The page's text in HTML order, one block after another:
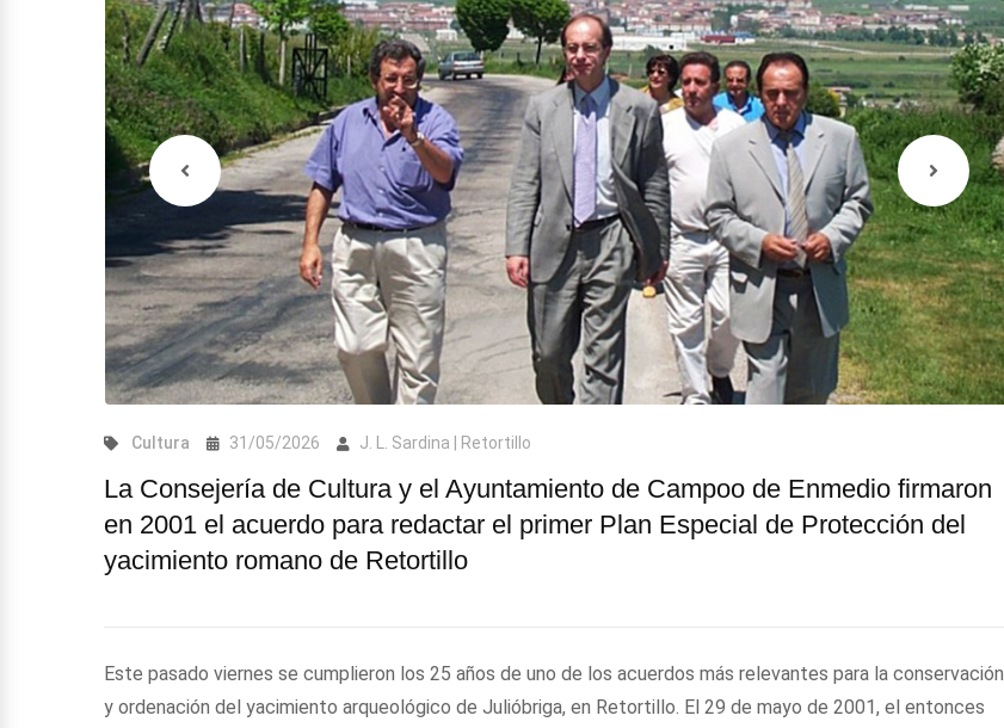
Cultura 31/05/2026 J. L. Sardina | Retortillo
La Consejería de Cultura y el Ayuntamiento de Campoo de Enmedio firmaron
en 2001 el acuerdo para redactar el primer Plan Especial de Protección del
yacimiento romano de Retortillo
Este pasado viernes se cumplieron los 25 años de uno de los acuerdos más relevantes para la conservación
y ordenación del yacimiento arqueológico de Julióbriga, en Retortillo. El 29 de mayo de 2001, el entonces